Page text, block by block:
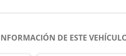
DE ESTE